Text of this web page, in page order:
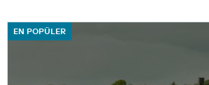
EN POPÜLER